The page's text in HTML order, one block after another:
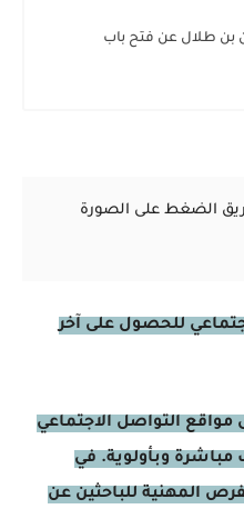
طلال عن فتح باب
الضغط على الصورة
للحصول على آخر
مواقع التواصل الاجتماعي
مباشرة وبأولوية. في
المهنية للباحثين عن